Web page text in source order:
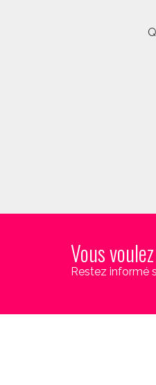
Vous
Restez informé